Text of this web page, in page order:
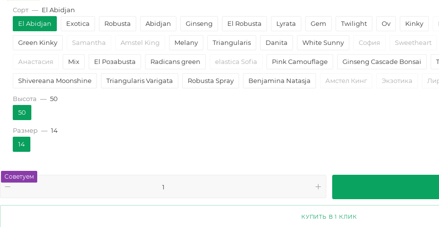
Советуем
Сорт — El Abidjan
El Abidjan
Exotica Robusta Abidjan Ginseng El Robusta Lyrata Gem Twilight Ov Kinky
Green Kinky Samantha Amstel King Melany Triangularis Danita White Sunny София Sweetheart
Анастасия Mix El Розаbusta Radicans green elastica Sofia Pink Camouflage Ginseng Cascade Bonsai
Shivereana Moonshine Triangularis Varigata Robusta Spray Benjamina Natasja Амстел Кинг Экзотика
Высота — 50
50
Размер — 14
14
КУПИТЬ В 1 КЛИК